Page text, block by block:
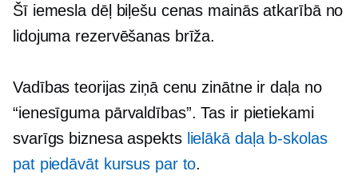
Šī iemesla dēļ biļešu cenas mainās atkarībā no
lidojuma rezervēšanas brīža.
Vadības teorijas ziņā cenu zinātne ir daļa no
“ienesīguma pārvaldības”. Tas ir pietiekami
svarīgs biznesa aspekts lielākā daļa b-skolas
pat piedāvāt kursus par to.